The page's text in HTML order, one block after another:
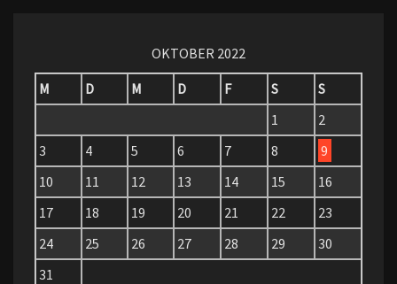
OKTOBER 2022
M
D M D F S
S
1
2
3
4 5 6 7 8
9
10
11 12 13 14 15
16
17
18 19 20 21 22
23
24
25 26 27 28 29
30
31